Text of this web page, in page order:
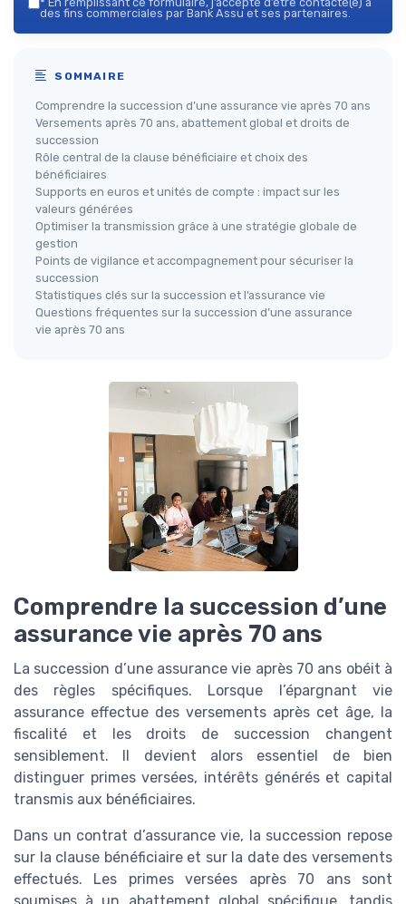
des fins commerciales par Bank Assu et ses partenaires.
SOMMAIRE
Comprendre la succession d’une assurance vie après 70 ans
Versements après 70 ans, abattement global et droits de
succession
Rôle central de la clause bénéficiaire et choix des
bénéficiaires
Supports en euros et unités de compte : impact sur les
valeurs générées
Optimiser la transmission grâce à une stratégie globale de
gestion
Points de vigilance et accompagnement pour sécuriser la
succession
Statistiques clés sur la succession et l’assurance vie
Questions fréquentes sur la succession d’une assurance
vie après 70 ans
Comprendre la succession d’une
assurance vie après 70 ans
La succession d’une assurance vie après 70 ans obéit à
des règles spécifiques. Lorsque l’épargnant vie
assurance effectue des versements après cet âge, la
fiscalité et les droits de succession changent
sensiblement. Il devient alors essentiel de bien
distinguer primes versées, intérêts générés et capital
transmis aux bénéficiaires.
Dans un contrat d’assurance vie, la succession repose
sur la clause bénéficiaire et sur la date des versements
effectués. Les primes versées après 70 ans sont